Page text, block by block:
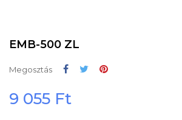
EMB-500 ZL
Megosztás Megosztás
Tweet
9 055 Ft